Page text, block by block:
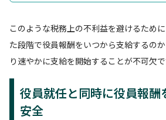
このような税務上の不利益を避けるため
た段階で役員報酬をいつから支給するの
り速やかに支給を開始することが不可欠で
役員就任と同時に役員報酬
安全